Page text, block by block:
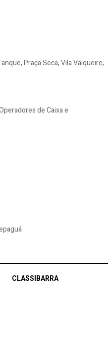
Praça Seca, Vila Valqueire,
de Caixa e
CLASSIBARRA